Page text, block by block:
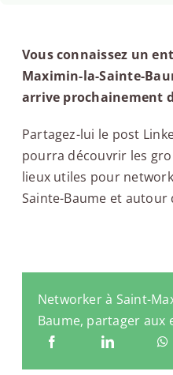
Vous connaissez un
Maximin-la-Sainte-
arrive prochainement
Partagez-lui le post
pourra découvrir les
lieux utiles pour
Sainte-Baume et autour
Networker à Saint-
Baume, partager aux